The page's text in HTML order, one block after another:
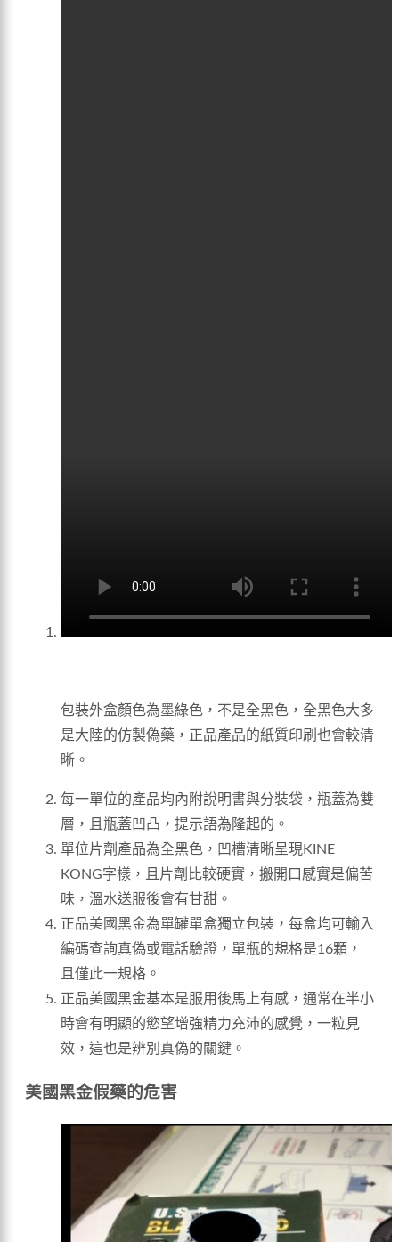
包裝外盒顏色為墨綠色，不是全黑色，全黑色大多
是大陸的仿製偽藥，正品產品的紙質印刷也會較清
晰。
每一單位的產品均內附說明書與分裝袋，瓶蓋為雙
層，且瓶蓋凹凸，提示語為隆起的。
單位片劑產品為全黑色，凹槽清晰呈現KINE
KONG字樣，且片劑比較硬實，搬開口感實是偏苦
味，溫水送服後會有甘甜。
正品美國黑金為單罐單盒獨立包裝，每盒均可輸入
編碼查詢真偽或電話驗證，單瓶的規格是16顆，
且僅此一規格。
正品美國黑金基本是服用後馬上有感，通常在半小
時會有明顯的慾望增強精力充沛的感覺，一粒見
效，這也是辨別真偽的關鍵。
美國黑金假藥的危害